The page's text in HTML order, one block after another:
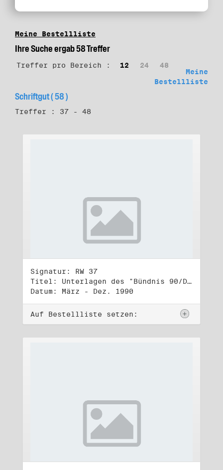
Meine Bestellliste
Ihre Suche ergab 58 Treffer
Treffer pro Bereich : 12 24
48
Meine
Bestellliste
Schriftgut ( 58 )
Treffer : 37 - 48
Signatur: RW 37
Titel: Unterlagen des "Bündnis 90/Die Grünen - BürgerInnenbewegung", Wahlbündnis zur Bundestagswahl am 2.12.1990 (5)
Datum: März - Dez. 1990
Auf Bestellliste setzen: